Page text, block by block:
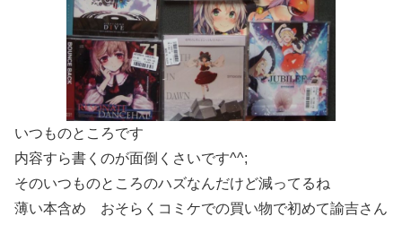
いつものところです
内容すら書くのが面倒くさいです^^;
そのいつものところのハズなんだけど減ってるね
薄い本含め おそらくコミケでの買い物で初めて諭吉さん